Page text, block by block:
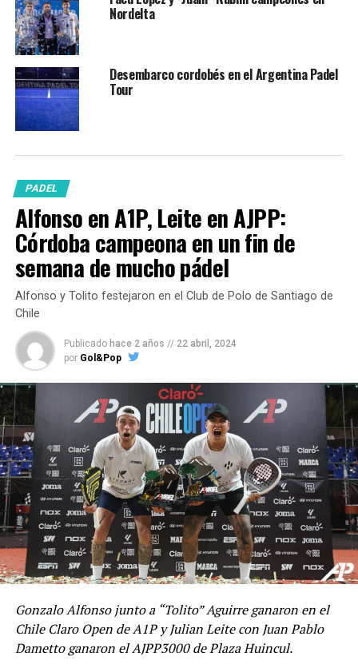
Nordelta
Desembarco cordobés en el Argentina Padel
Tour
PADEL
Alfonso en A1P, Leite en AJPP:
Córdoba campeona en un fin de
semana de mucho pádel
Alfonso y Tolito festejaron en el Club de Polo de Santiago de
Chile
Publicado hace 2 años // 22 abril, 2024
por Gol&Pop
Gonzalo Alfonso junto a “Tolito” Aguirre ganaron en el
Chile Claro Open de A1P y Julian Leite con Juan Pablo
Dametto ganaron el AJPP3000 de Plaza Huincul.